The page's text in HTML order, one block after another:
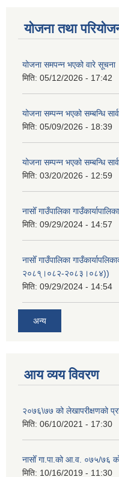
योजना तथा
योजना समपन्न भएको वारे सूचना
मिति: 05/12/2026 - 17:42
योजना सम्पन्न भएको सम्बन्धि
मिति: 05/09/2026 - 18:39
योजना सम्पन्न भएको सम्बन्धि
मिति: 03/20/2026 - 12:59
नासोँ गाउँपालिका
मिति: 09/29/2024 - 14:57
नासोँ गाउँपालिका
२०८१्।०८२-२०८३।०८४))
मिति: 09/29/2024 - 14:54
अन्य
आय व्यय विवरण
२०७६\७७ को लेखापरीक्षणको
मिति: 06/10/2021 - 17:30
नासोँ गा.पा.को आ.व. ०७५/७६
मिति: 10/16/2019 - 11:30